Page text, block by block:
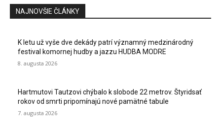
NAJNOVŠIE ČLÁNKY
K letu už vyše dve dekády patrí významný medzinárodný
festival komornej hudby a jazzu HUDBA MODRE
8. augusta 2026
Hartmutovi Tautzovi chýbalo k slobode 22 metrov. Štyridsať
rokov od smrti pripomínajú nové pamätné tabule
7. augusta 2026